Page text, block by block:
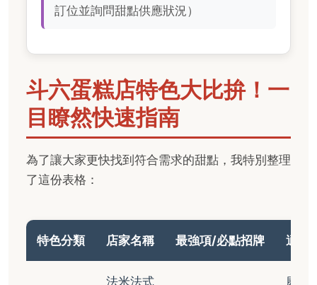
訂位並詢問甜點供應狀況）
斗六蛋糕店特色大比拚！一
目瞭然快速指南
為了讓大家更快找到符合需求的甜點，我特別整理
了這份表格：
特色分類 店家名稱 最強項/必點招牌 適合
法米法式 慶祝